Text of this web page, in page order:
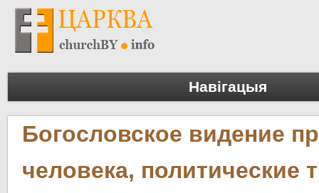
Навігацыя
Богословское видение
человека, политические